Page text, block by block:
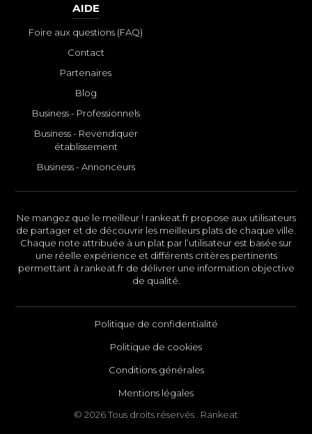
AIDE
Foire aux questions (FAQ)
Contact
Partenaires
Blog
Business - Professionnels
Business - Revendiquer
établissement
Business - Annonceurs
Ne mangez que le meilleur ! rankeat.fr propose aux utilisateurs
de partager et de découvrir les meilleurs plats de chaque ville.
Chaque note attribuée à un plat par l’utilisateur est basée sur
une réelle expérience et différents critères pertinents
permettant à rankeat.fr de délivrer une information objective
de qualité.
Politique de confidentialité
Politique de cookies
Conditions générales
Mentions légales
© 2026 Tous droits réservés . Rankeat